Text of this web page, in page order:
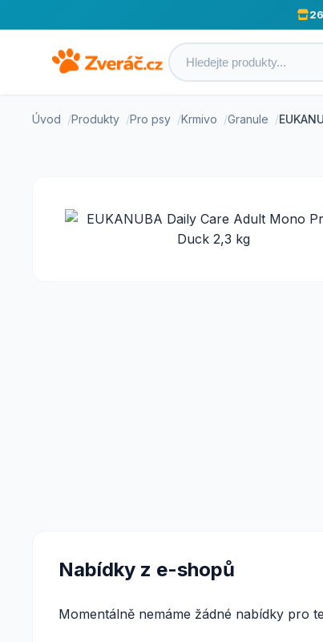
26
Úvod Produkty Pro psy Krmivo Granule
Nabídky z e-shopů
Momentálně nemáme žádné nabídky pro